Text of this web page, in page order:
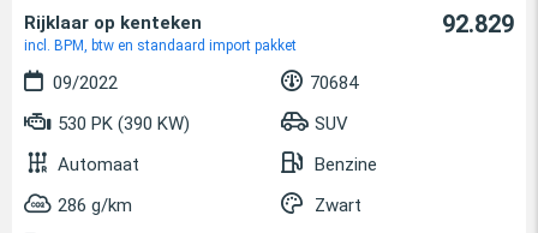
Rijklaar op kenteken
incl. BPM, btw en standaard import pakket
92.829
09/2022
70684
530 PK (390 KW)
SUV
Automaat
Benzine
286 g/km
Zwart